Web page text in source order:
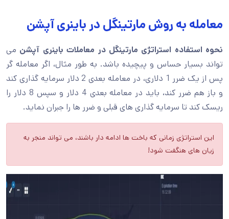
معامله به روش مارتینگل در باینری آپشن
نحوه استفاده استراتژی مارتینگل در معاملات باینری آپشن می
تواند بسیار حساس و پیچیده باشد. به طور مثال، اگر معامله گر
پس از یک ضرر 1 دلاری، در معامله بعدی 2 دلار سرمایه گذاری کند
و باز هم ضرر کند، باید در معامله بعدی 4 دلار و سپس 8 دلار را
ریسک کند تا سرمایه گذاری های قبلی و ضرر ها را جبران نماید.
این استراتژی زمانی که باخت ها ادامه دار باشند، می تواند منجر به
زیان های هنگفت شود!